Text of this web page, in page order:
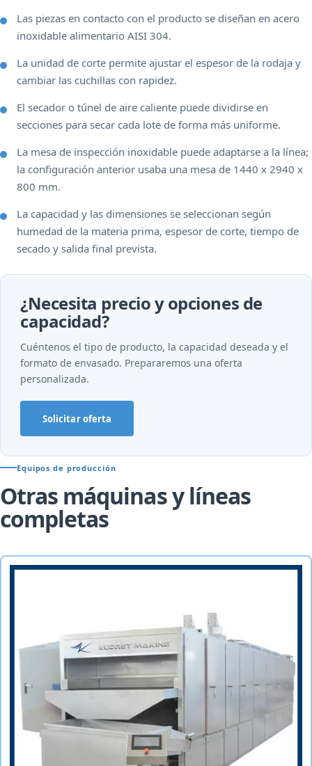
Las piezas en contacto con el producto se diseñan en acero
inoxidable alimentario AISI 304.
La unidad de corte permite ajustar el espesor de la rodaja y
cambiar las cuchillas con rapidez.
El secador o túnel de aire caliente puede dividirse en
secciones para secar cada lote de forma más uniforme.
La mesa de inspección inoxidable puede adaptarse a la línea;
la configuración anterior usaba una mesa de 1440 x 2940 x
800 mm.
La capacidad y las dimensiones se seleccionan según
humedad de la materia prima, espesor de corte, tiempo de
secado y salida final prevista.
¿Necesita precio y opciones de
capacidad?
Cuéntenos el tipo de producto, la capacidad deseada y el
formato de envasado. Prepararemos una oferta
personalizada.
Solicitar oferta
Equipos de producción
Otras máquinas y líneas
completas